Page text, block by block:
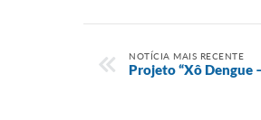
NOTÍCIA MAIS RECENTE
Projeto “Xô Dengue